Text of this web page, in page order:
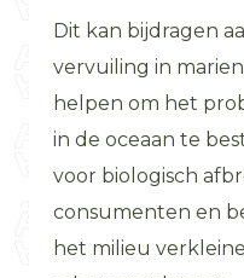
Dit kan bijdragen
vervuiling in
helpen om het
in de oceaan te
voor biologisch
consumenten en
het milieu